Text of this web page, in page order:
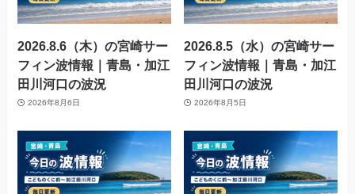
2026.8.6（木）の宮崎サー
フィン波情報｜青島・加江
田川河口の波況
2026年8月6日
2026.8.5（水）の宮崎サー
フィン波情報｜青島・加江
田川河口の波況
2026年8月5日